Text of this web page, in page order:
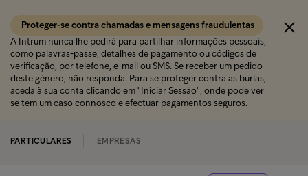
Proteger-se contra chamadas e mensagens fraudulentas
A Intrum nunca lhe pedirá para partilhar informações pessoais,
como palavras-passe, detalhes de pagamento ou códigos de
verificação, por telefone, e-mail ou SMS. Se receber um pedido
deste género, não responda. Para se proteger contra as burlas,
aceda à sua conta clicando em "Iniciar Sessão", onde pode ver
se tem um caso connosco e efectuar pagamentos seguros.
PARTICULARES EMPRESAS